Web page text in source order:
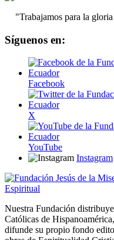
"Trabajamos para la
Síguenos en:
Facebook
X
YouTube
Instagram
Nuestra Fundación
Católicas de
difunde su propio fondo